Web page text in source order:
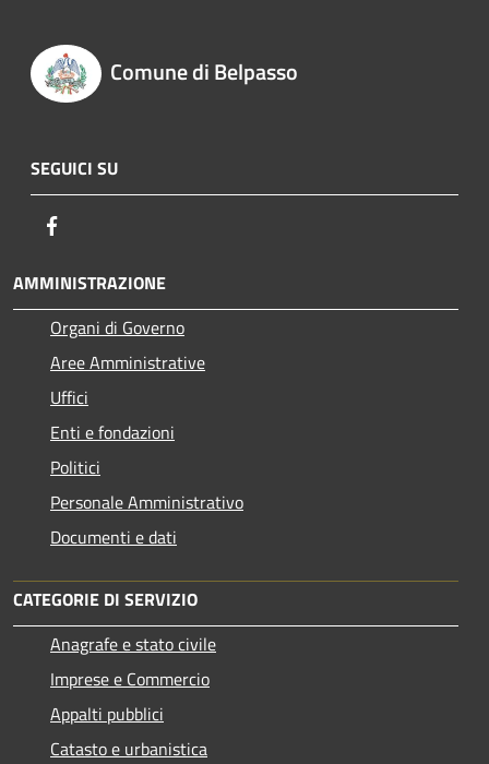
Comune di Belpasso
SEGUICI SU
AMMINISTRAZIONE
Organi di Governo
Aree Amministrative
Uffici
Enti e fondazioni
Politici
Personale Amministrativo
Documenti e dati
CATEGORIE DI SERVIZIO
Anagrafe e stato civile
Imprese e Commercio
Appalti pubblici
Catasto e urbanistica